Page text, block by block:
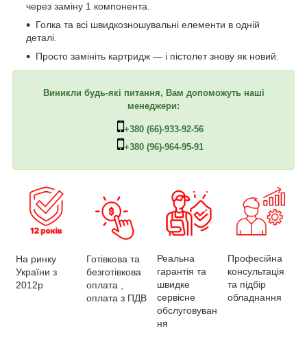
через заміну 1 компонента.
Голка та всі швидкозношувальні елементи в одній
деталі.
Просто замініть картридж — і пістолет знову як новий.
Виникли будь-які питання, Вам допоможуть наші
менеджери:
+380 (66)-933-92-56
+380 (96)-964-95-91
На ринку
України з
2012р
Готівкова та
безготівкова
оплата ,
оплата з ПДВ
Реальна
гарантія та
швидке
сервісне
обслуговуван
ня
Професійна
консультація
та підбір
обладнання